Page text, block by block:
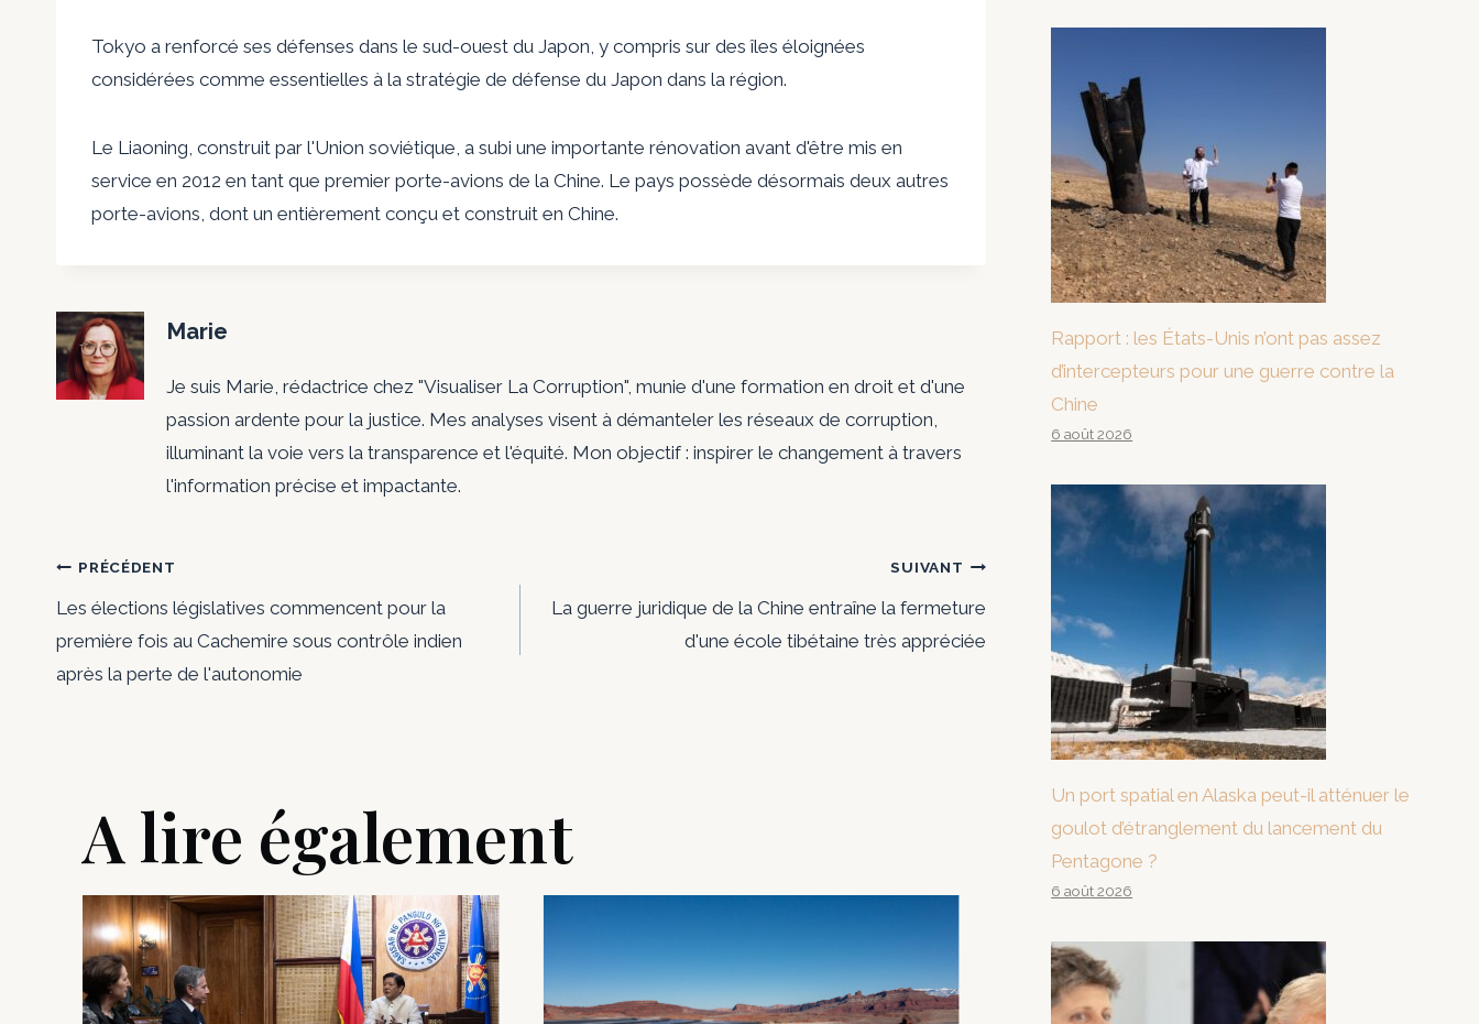
Tokyo a renforcé ses défenses dans le sud-ouest du Japon, y compris sur des îles éloignées
considérées comme essentielles à la stratégie de défense du Japon dans la région.
Le Liaoning, construit par l'Union soviétique, a subi une importante rénovation avant d'être mis en
service en 2012 en tant que premier porte-avions de la Chine. Le pays possède désormais deux autres
porte-avions, dont un entièrement conçu et construit en Chine.
Marie
Je suis Marie, rédactrice chez "Visualiser La Corruption", munie d'une formation en droit et d'une
passion ardente pour la justice. Mes analyses visent à démanteler les réseaux de corruption,
illuminant la voie vers la transparence et l'équité. Mon objectif : inspirer le changement à travers
l'information précise et impactante.
Navigation
de
l’article
PRÉCÉDENT
Les élections législatives commencent pour la
première fois au Cachemire sous contrôle indien
après la perte de l'autonomie
SUIVANT
La guerre juridique de la Chine entraîne la fermeture
d'une école tibétaine très appréciée
A lire également
Rapport : les États-Unis n’ont pas assez
d’intercepteurs pour une guerre contre la
Chine
6 août 2026
Un port spatial en Alaska peut-il atténuer le
goulot d’étranglement du lancement du
Pentagone ?
6 août 2026